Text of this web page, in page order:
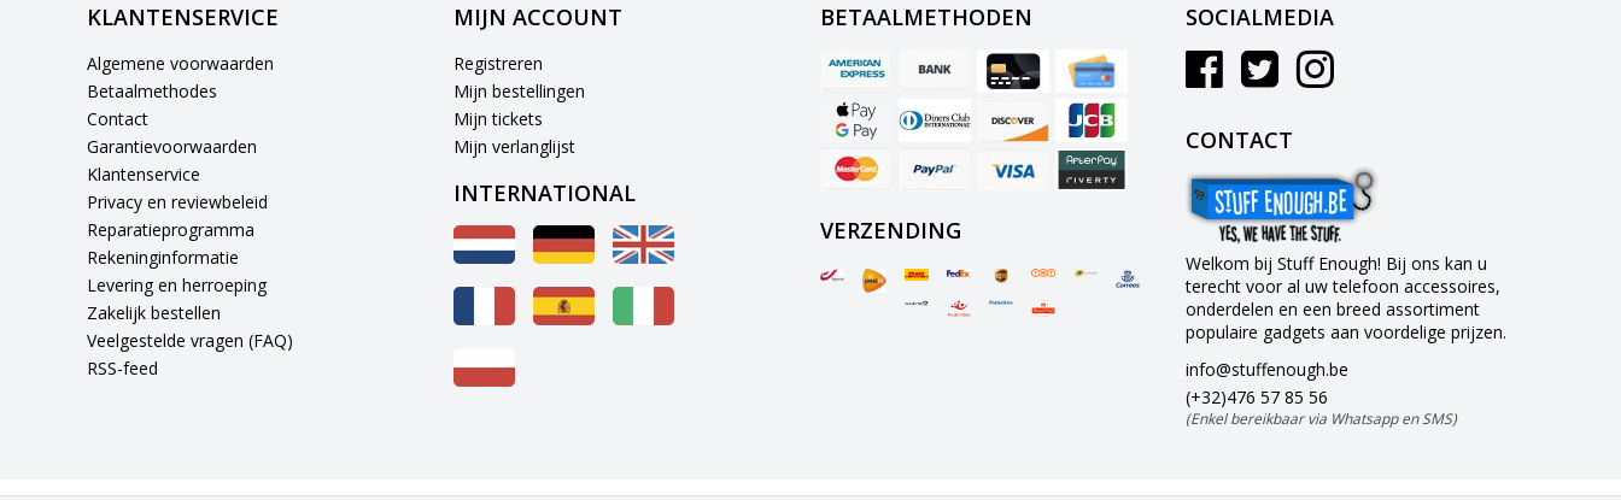
KLANTENSERVICE
Algemene voorwaarden
Betaalmethodes
Contact
Garantievoorwaarden
Klantenservice
Privacy en reviewbeleid
Reparatieprogramma
Rekeninginformatie
Levering en herroeping
Zakelijk bestellen
Veelgestelde vragen (FAQ)
RSS-feed
MIJN ACCOUNT
Registreren
Mijn bestellingen
Mijn tickets
Mijn verlanglijst
INTERNATIONAL
BETAALMETHODEN
VERZENDING
SOCIALMEDIA
CONTACT
Welkom bij Stuff Enough! Bij ons kan u
terecht voor al uw telefoon accessoires,
onderdelen en een breed assortiment
populaire gadgets aan voordelige prijzen.
info@stuffenough.be
(+32)476 57 85 56
(Enkel bereikbaar via Whatsapp en SMS)